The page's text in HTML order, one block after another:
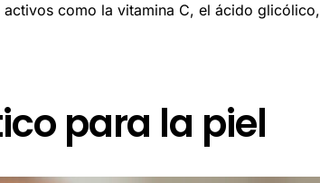
como la vitamina C, el ácido glicólico,
para la piel